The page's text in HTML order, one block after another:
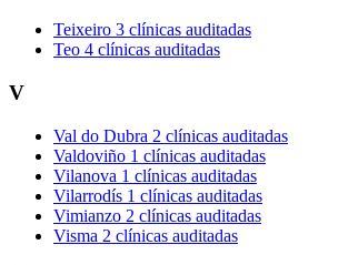
Teixeiro 3 clínicas auditadas
Teo 4 clínicas auditadas
V
Val do Dubra 2 clínicas auditadas
Valdoviño 1 clínicas auditadas
Vilanova 1 clínicas auditadas
Vilarrodís 1 clínicas auditadas
Vimianzo 2 clínicas auditadas
Visma 2 clínicas auditadas